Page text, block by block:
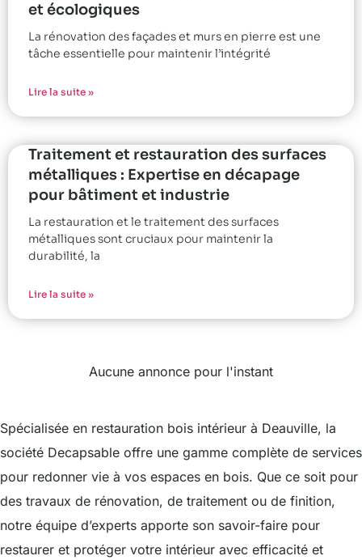
et écologiques
La rénovation des façades et murs en pierre est une
tâche essentielle pour maintenir l’intégrité
Lire la suite »
Traitement et restauration des surfaces
métalliques : Expertise en décapage
pour bâtiment et industrie
La restauration et le traitement des surfaces
métalliques sont cruciaux pour maintenir la
durabilité, la
Lire la suite »
Aucune annonce pour l'instant
Spécialisée en restauration bois intérieur à Deauville, la
société Decapsable offre une gamme complète de services
pour redonner vie à vos espaces en bois. Que ce soit pour
des travaux de rénovation, de traitement ou de finition,
notre équipe d’experts apporte son savoir-faire pour
restaurer et protéger votre intérieur avec efficacité et